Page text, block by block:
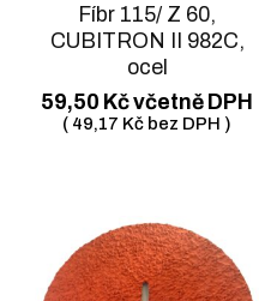
Fíbr 115/ Z 60,
CUBITRON II 982C,
ocel
59,50 Kčvčetně DPH
( 49,17 Kč bez DPH )